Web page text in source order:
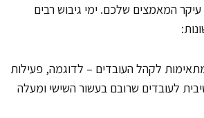
המאמצים שלכם. ימי גיבוש רבים
לקהל העובדים – לדוגמה, פעילות
לעובדים שרובם בעשור השישי ומעלה